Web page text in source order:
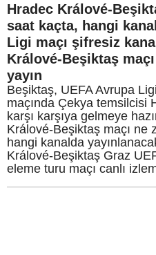
Hradec Králové-
saat kaçta, hangi
Ligi maçı şifresiz
Králové-Beşiktaş
yayın
Beşiktaş, UEFA Avrupa
maçında Çekya temsilcisi
karşı karşıya gelmeye
Králové-Beşiktaş maçı ne
hangi kanalda
Králové-Beşiktaş Graz
eleme turu maçı canlı